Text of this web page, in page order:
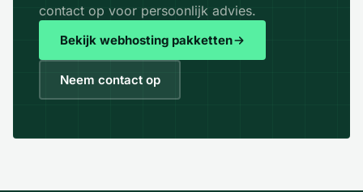
contact op voor persoonlijk advies.
Bekijk webhosting pakketten
Neem contact op